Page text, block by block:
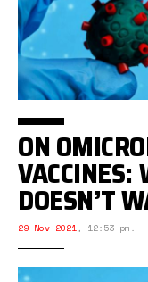
ON
DOESN’T
29 Nov 2021, 12:53 pm.